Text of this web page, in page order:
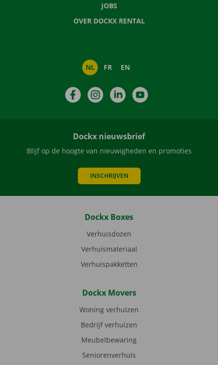
JOBS
OVER DOCKX RENTAL
NL FR EN
FacebookInstagramLinkedIn
Dockx nieuwsbrief
Blijf op de hoogte van nieuwigheden en promoties
INSCHRIJVEN
Dockx Boxes
Verhuisdozen
Verhuismateriaal
Verhuispakketten
Dockx Movers
Woning verhuizen
Bedrijf verhuizen
Meubelbewaring
Seniorenverhuis